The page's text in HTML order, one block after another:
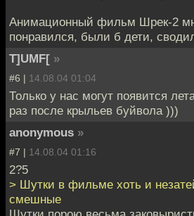
Анимационный фильм Шрек-2
понравился, были б дети,
T]UMF[ »
#6 | 14.08.04 01:04
Только у нас могут появится
раз после крыльев буйвола )))
anonymous »
#7 | 14.08.04 01:16
2?5
> Шутки в фильме хоть и
смешные